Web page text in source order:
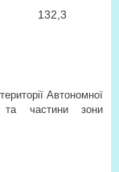
132,3
Автономної
частини зони